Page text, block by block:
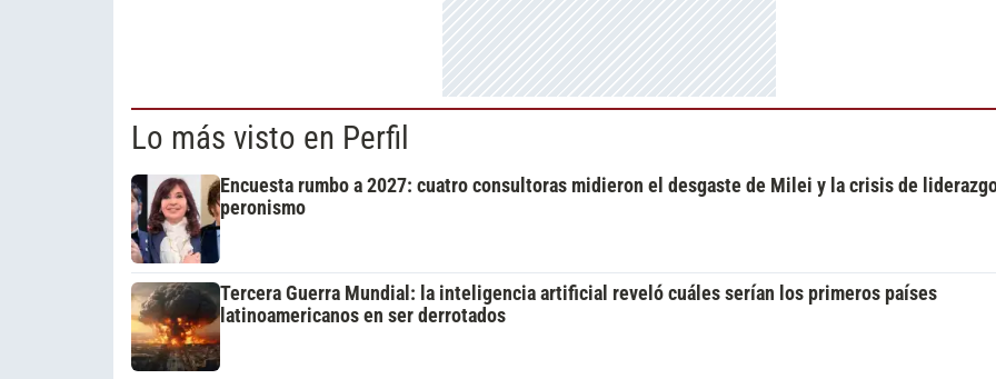
Lo más visto en Perfil
Encuesta rumbo a 2027: cuatro consultoras midieron el desgaste de Milei y la crisis de
peronismo
Tercera Guerra Mundial: la inteligencia artificial reveló cuáles serían los primeros países
latinoamericanos en ser derrotados